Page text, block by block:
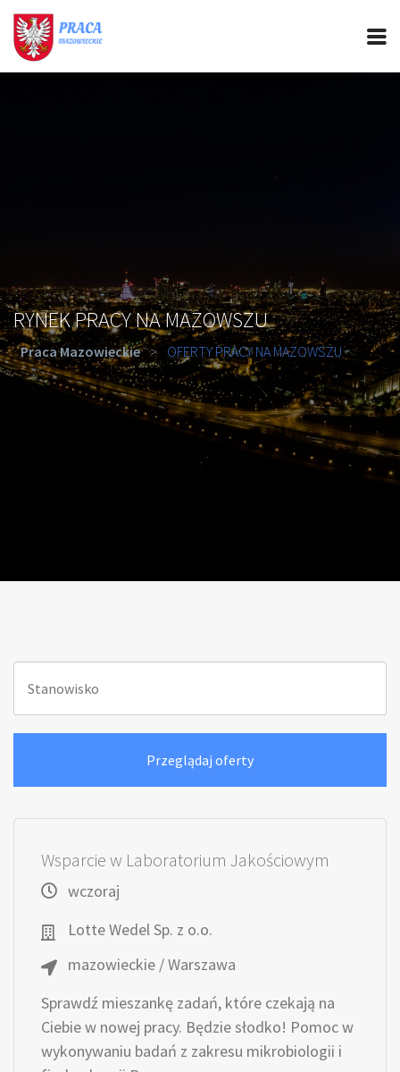
RYNEK PRACY NA MAZOWSZU
Praca Mazowieckie > OFERTY PRACY NA MAZOWSZU
Wsparcie w Laboratorium Jakościowym
wczoraj
Lotte Wedel Sp. z o.o.
mazowieckie / Warszawa
Sprawdź mieszankę zadań, które czekają na
Ciebie w nowej pracy. Będzie słodko! Pomoc w
wykonywaniu badań z zakresu mikrobiologii i